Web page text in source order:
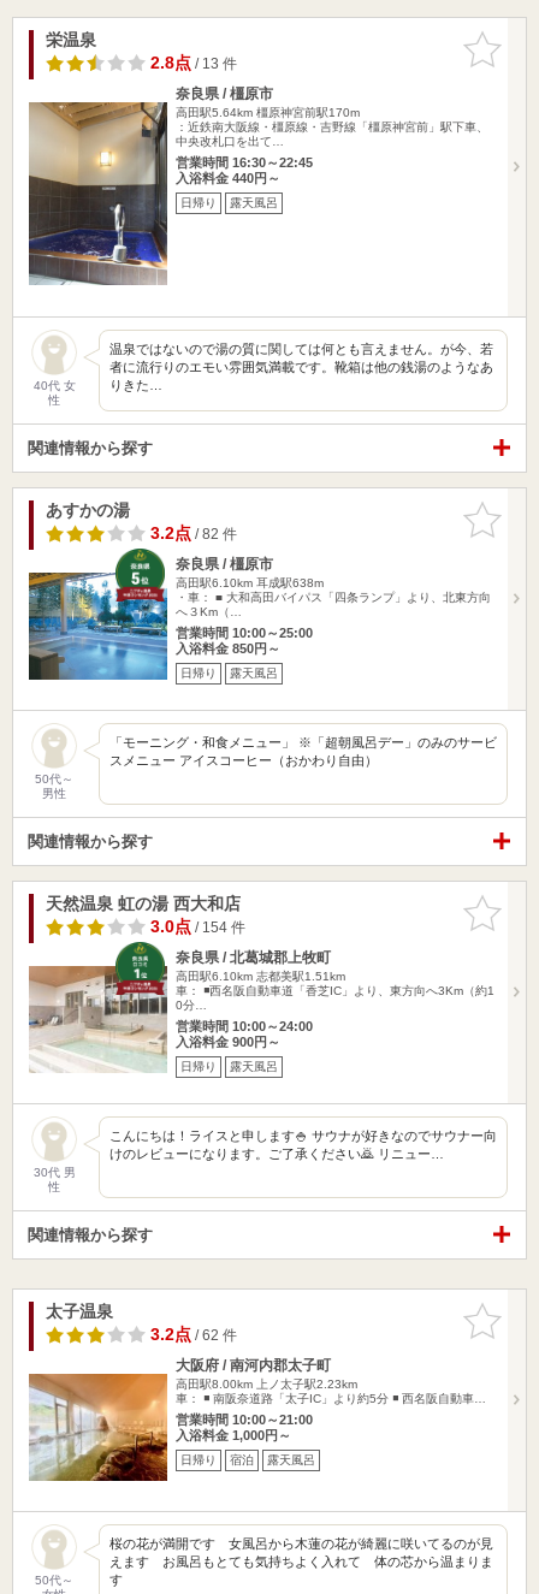
お気に入
りに追加
栄温泉
2.8点/ 13 件
奈良県 / 橿原市
高田駅5.64km 橿原神宮前駅170m
：近鉄南大阪線・橿原線・吉野線「橿原神宮前」駅下車、
中央改札口を出て…
営業時間 16:30～22:45
入浴料金 440円～
日帰り 露天風呂
40代 女
性
温泉ではないので湯の質に関しては何とも言えません。が今、若
者に流行りのエモい雰囲気満載です。靴箱は他の銭湯のようなあ
りきた…
関連情報から探す
お気に入
りに追加
あすかの湯
3.2点/ 82 件
奈良県 / 橿原市
高田駅6.10km 耳成駅638m
・車： ■ 大和高田バイパス「四条ランプ」より、北東方向
へ３Km（…
営業時間 10:00～25:00
入浴料金 850円～
日帰り 露天風呂
50代～
男性
「モーニング・和食メニュー」 ※「超朝風呂デー」のみのサービ
スメニュー アイスコーヒー（おかわり自由）
関連情報から探す
お気に入
りに追加
天然温泉 虹の湯 西大和店
3.0点/ 154 件
奈良県 / 北葛城郡上牧町
高田駅6.10km 志都美駅1.51km
車： ◾️西名阪自動車道「香芝IC」より、東方向へ3Km（約1
0分…
営業時間 10:00～24:00
入浴料金 900円～
日帰り 露天風呂
30代 男
性
こんにちは！ライスと申します🍚 サウナが好きなのでサウナー向
けのレビューになります。ご了承ください🙇 リニュー…
関連情報から探す
お気に入
りに追加
太子温泉
3.2点/ 62 件
大阪府 / 南河内郡太子町
高田駅8.00km
上ノ太子駅2.23km
車： ◾️ 南阪奈道路「太子IC」より約5分 ◾️ 西名阪自動車…
営業時間 10:00～21:00
入浴料金 1,000円～
日帰り 宿泊 露天風呂
50代～
桜の花が満開です 女風呂から木蓮の花が綺麗に咲いてるのが見
えます お風呂もとても気持ちよく入れて 体の芯から温まりま
す